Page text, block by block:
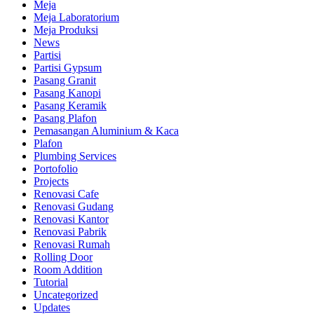
Meja
Meja Laboratorium
Meja Produksi
News
Partisi
Partisi Gypsum
Pasang Granit
Pasang Kanopi
Pasang Keramik
Pasang Plafon
Pemasangan Aluminium & Kaca
Plafon
Plumbing Services
Portofolio
Projects
Renovasi Cafe
Renovasi Gudang
Renovasi Kantor
Renovasi Pabrik
Renovasi Rumah
Rolling Door
Room Addition
Tutorial
Uncategorized
Updates